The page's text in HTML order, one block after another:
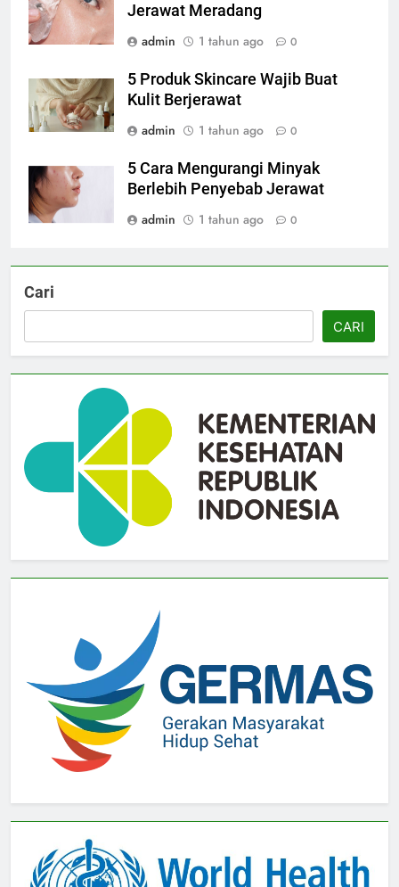
Jerawat Meradang
admin
1 tahun ago 0
5 Produk Skincare Wajib Buat
Kulit Berjerawat
admin
1 tahun ago 0
5 Cara Mengurangi Minyak
Berlebih Penyebab Jerawat
admin
1 tahun ago 0
Cari
CARI